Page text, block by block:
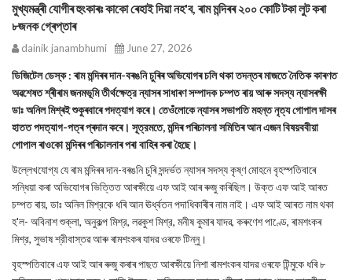
মুখ্যমন্ত্ৰী যোগীৰ হুংকাৰঃ কাকো ৰেহাই দিয়া নহ'ব, ৰাম মন্দিৰৰ ২০০ কোটি টকা লুট কৰা
৮জনক গ্ৰেপ্তাৰ
dainik janambhumi June 27, 2026
ডিজিটেল ডেস্ক : ৰাম মন্দিৰৰ দান-বৰঙনি চুৰিৰ অভিযোগৰ চলি থকা তদন্তৰ মাজতে নৈতিক কাৰণত
অৱশেষত শ্ৰীৰাম জনমভূমি তীর্থক্ষেত্র ন্যাসৰ সাধাৰণ সম্পাদক চম্পত ৰায় আৰু সদস্য ন্যাসৰক্ষী
ডাঃ অনিল মিশ্ৰই শুকুৰবাৰে পদত্যাগ কৰে। তেওঁলোকে ন্যাসৰ সভাপতি মহন্ত নৃত্য গোপাল দাসৰ
হাতত পদত্যাগ-পত্ৰ প্ৰদান কৰে। সূত্রমতে, মন্দিৰ পৰিচালনা সমিতিৰ আন এজন বিষয়ববীয়া
গোপাল ৰাওকো মন্দিৰৰ পৰিচালনাৰ পৰা বাহিৰ কৰা হৈছে।
উল্লেখযোগ্য যে ৰাম মন্দিৰৰ দান-বৰঙনি চুৰি সন্দৰ্ভত ন্যাসৰ সদস্য কৃষ্ণ মোহনে বৃহস্পতিবাৰে
সন্ধিয়া কৰা অভিযোগৰ ভিত্তিত আৰক্ষীয়ে এফ আই আৰ ৰুজু কৰিছিল। উক্ত এফ আই আৰত
চম্পত ৰায়, ডাঃ অনিল মিশ্রকে ধৰি আন ঊর্ধ্বতন পদাধিকাৰীৰ নাম নাই। এফ আই আৰত নাম থকা
হ'ল- অবিনাশ শুক্লা, অনুকল্প মিশ্র, লৱকুশ মিশ্র, মনীষ কুমাৰ যাদৱ, কৰুণেশ পাণ্ডে, ৰামশংকৰ
মিশ্র, সুভাষ শ্রীবাস্তৱ আৰু ৰামশংকৰ যাদৱ ওৰফে টিন্নু।
বৃহস্পতিবাৰে এফ আই আৰ ৰুজু কৰাৰ পাছত আৰক্ষীয়ে নিশা ৰামশংকৰ যাদৱ ওৰফে টিন্মুকে ধৰি ৮